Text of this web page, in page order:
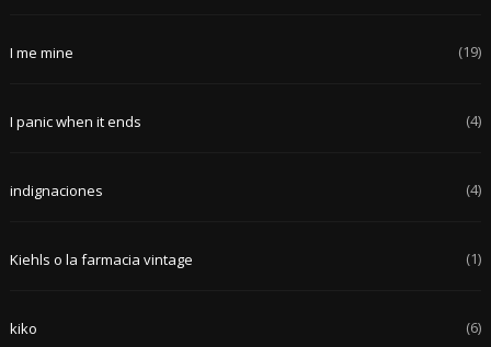
I me mine (19)
I panic when it ends (4)
indignaciones (4)
Kiehls o la farmacia vintage (1)
kiko (6)